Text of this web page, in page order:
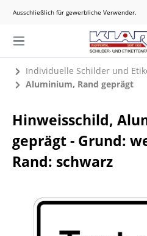
Ausschließlich für gewerbliche Verwender.
Individuelle Schilder und
Aluminium, Rand geprägt
Hinweisschild,
geprägt - Grund:
Rand: schwarz